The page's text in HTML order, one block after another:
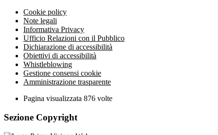
Cookie policy
Note legali
Informativa Privacy
Ufficio Relazioni con il Pubblico
Dichiarazione di accessibilità
Obiettivi di accessibilità
Whistleblowing
Gestione consensi cookie
Amministrazione trasparente
Pagina visualizzata 876 volte
Sezione Copyright